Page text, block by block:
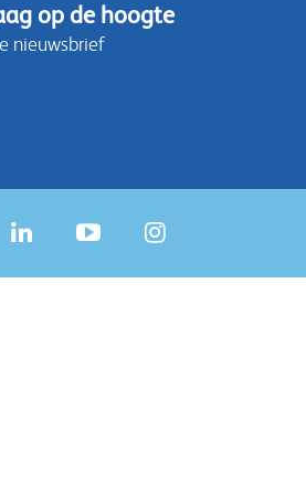
op de hoogte
nieuwsbrief